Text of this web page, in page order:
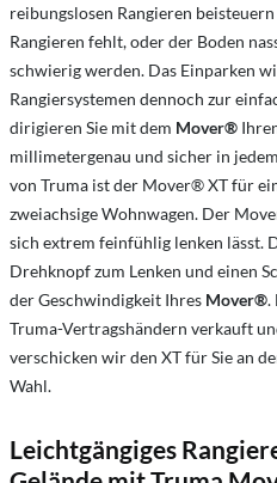
reibungslosen Rangieren
Rangieren fehlt, oder der Boden
schwierig werden. Das Einparken
Rangiersystemen dennoch zur
dirigieren Sie mit dem Mover®
millimetergenau und sicher in
von Truma ist der Mover® XT für
zweiachsige Wohnwagen. Der
sich extrem feinfühlig lenken lässt.
Drehknopf zum Lenken und einen
der Geschwindigkeit Ihres Mover®.
Truma-Vertragshändern verkauft
verschicken wir den XT für Sie an
Wahl.
Leichtgängiges